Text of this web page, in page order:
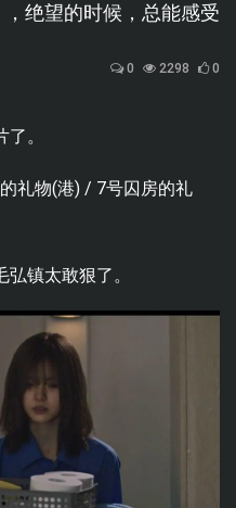
绝望的时候，总能感受
0 2298 0
。
礼物(港) / 7号囚房的礼
镇太敢狠了。